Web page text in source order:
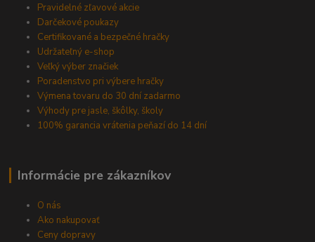
Pravidelné zľavové akcie
Darčekové poukazy
Certifikované a bezpečné hračky
Udržateľný e-shop
Veľký výber značiek
Poradenstvo pri výbere hračky
Výmena tovaru do 30 dní zadarmo
Výhody pre jasle, škôlky, školy
100% garancia vrátenia peňazí do 14 dní
Informácie pre zákazníkov
O nás
Ako nakupovať
Ceny dopravy